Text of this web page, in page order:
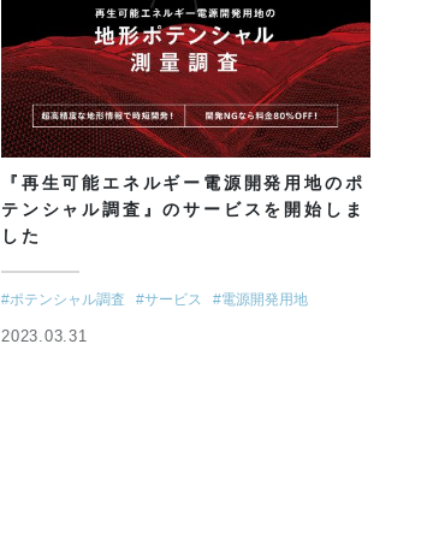
『再生可能エネルギー電源開発用地のポ
テンシャル調査』のサービスを開始しま
した
#ポテンシャル調査 #サービス #電源開発用地
2023.03.31